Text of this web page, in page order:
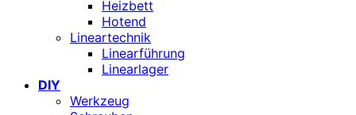
Heizbett
Hotend
Lineartechnik
Linearführung
Linearlager
DIY
Werkzeug